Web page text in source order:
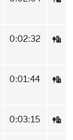
0:02:32
0:01:44
0:03:15